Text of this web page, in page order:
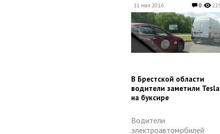
11 мая 2016 0
​В Брестской области
водители заметили Tesla
на буксире
Водители